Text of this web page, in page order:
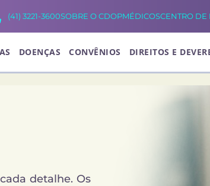
(41) 3221-3600SOBRE O CDOPMÉDICOSCENTRO DE
DOENÇAS CONVÊNIOS DIREITOS E
detalhe. Os